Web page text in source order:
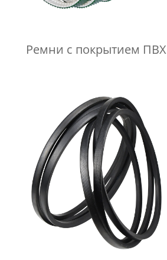
Ремни с покрытием ПВХ